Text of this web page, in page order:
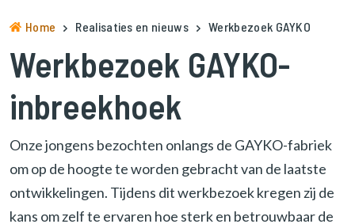
h
m
e
p
e
n
a
v
Home Realisaties en nieuws Werkbezoek GAYKO
Werkbezoek GAYKO-
inbreekhoek
Onze jongens bezochten onlangs de GAYKO-fabriek
om op de hoogte te worden gebracht van de laatste
ontwikkelingen. Tijdens dit werkbezoek kregen zij de
kans om zelf te ervaren hoe sterk en betrouwbaar de